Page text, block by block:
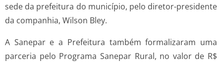
sede da prefeitura do município, pelo diretor-presidente
da companhia, Wilson Bley.
A Sanepar e a Prefeitura também formalizaram uma
parceria pelo Programa Sanepar Rural, no valor de R$